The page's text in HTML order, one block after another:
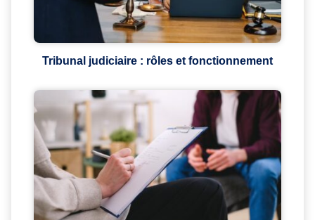
Tribunal judiciaire : rôles et fonctionnement